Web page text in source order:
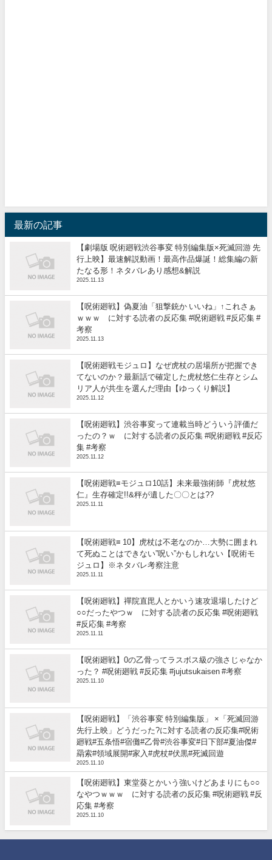
最新の記事
【劇場版 呪術廻戦渋谷事変 特別編集版×死滅回游 先
行上映】最速解説動画！最高作品爆誕！総集編の新
たなる形！ネタバレあり感想&解説
2025.11.13
【呪術廻戦】偽夏油「狙撃銃か いいね」↑これさぁ
ｗｗｗ に対する読者の反応集 #呪術廻戦 #反応集 #
考察
2025.11.13
【呪術廻戦モジュロ】なぜ虎杖の居場所が把握でき
てないのか？最新話で確定した虎杖悠仁生存とシム
リア人が共生を選んだ理由【ゆっくり解説】
2025.11.12
【呪術廻戦】渋谷事変って連載当時どういう評価だ
ったの？ｗ に対する読者の反応集 #呪術廻戦 #反応
集 #考察
2025.11.12
【呪術廻戦≡モジュロ10話】未来最強術師『虎杖悠
仁』生存確定!!&秤が遺した〇〇とは??
2025.11.11
【呪術廻戦≡ 10】虎杖は不老なのか…大勢に囲まれ
て死ぬことはできない”呪い”かもしれない【呪術モ
ジュロ】※ネタバレ考察注意
2025.11.11
【呪術廻戦】禪院直毘人とかいう速攻退場したけど
○○だったやつｗ に対する読者の反応集 #呪術廻戦
#反応集 #考察
2025.11.11
【呪術廻戦】0の乙骨ってラスボス級の強さじゃなか
った？ #呪術廻戦 #反応集 #jujutsukaisen #考察
2025.11.10
【呪術廻戦】「渋谷事変 特別編集版」 ×「死滅回游
先行上映」どうだった?に対する読者の反応集#呪術
廻戦#五条悟#宿儺#乙骨#渋谷事変#日下部#夏油傑#
羂索#領域展開#家入#虎杖#伏黒#死滅回遊
2025.11.10
【呪術廻戦】東堂葵とかいう強いけどあまりにも○○
なやつｗｗｗ に対する読者の反応集 #呪術廻戦 #反
応集 #考察
2025.11.10